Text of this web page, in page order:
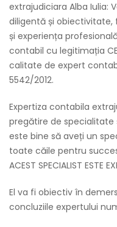
extrajudiciara Alba Iulia:
diligentă și obiectivitate,
și experiența
contabil cu legitimația
calitate de expert
5542/2012.
Expertiza contabila
pregătire de specialitate
este bine să aveți un
toate căile pentru
ACEST SPECIALIST ESTE
El va fi obiectiv în
concluziile expertului